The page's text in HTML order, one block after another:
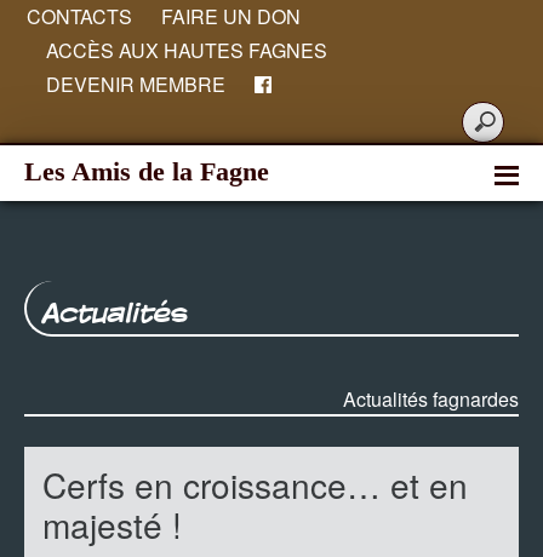
CONTACTS
FAIRE UN DON
ACCÈS AUX HAUTES FAGNES
DEVENIR MEMBRE
Les Amis de la Fagne
Actualités
Actualités fagnardes
Cerfs en croissance… et en
majesté !